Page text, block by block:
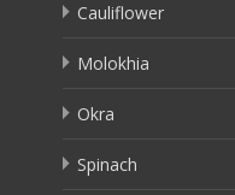
Cauliflower
Molokhia
Okra
Spinach